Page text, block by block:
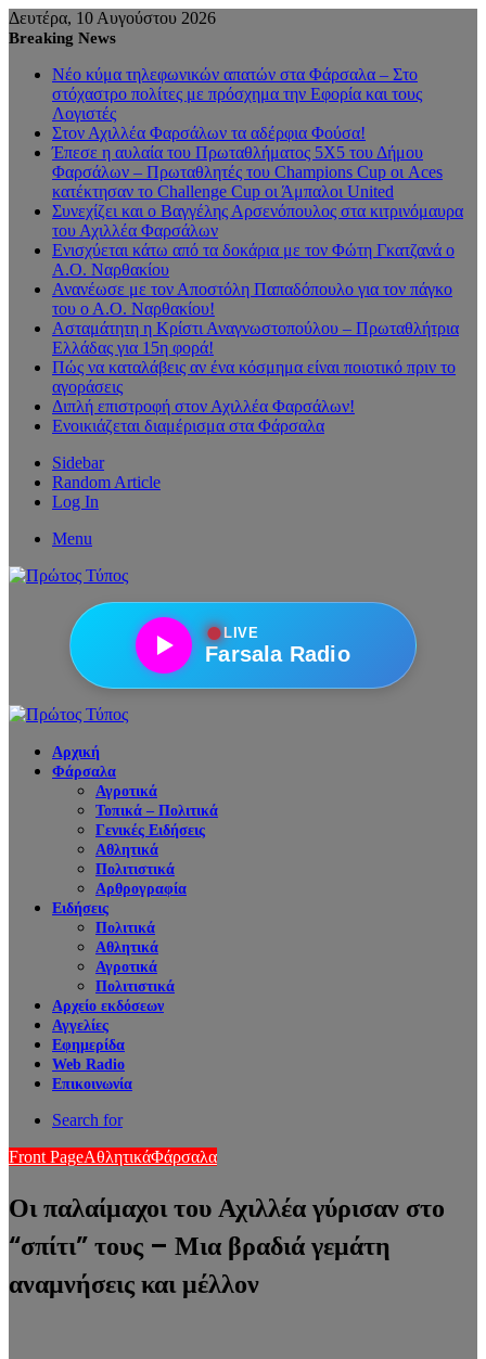
Δευτέρα, 10 Αυγούστου 2026
Breaking News
Νέο κύμα τηλεφωνικών απατών στα Φάρσαλα – Στο
στόχαστρο πολίτες με πρόσχημα την Εφορία και τους
Λογιστές
Στον Αχιλλέα Φαρσάλων τα αδέρφια Φούσα!
Έπεσε η αυλαία του Πρωταθλήματος 5Χ5 του Δήμου
Φαρσάλων – Πρωταθλητές του Champions Cup οι Aces
κατέκτησαν το Challenge Cup οι Άμπαλοι United
Συνεχίζει και ο Βαγγέλης Αρσενόπουλος στα κιτρινόμαυρα
του Αχιλλέα Φαρσάλων
Ενισχύεται κάτω από τα δοκάρια με τον Φώτη Γκατζανά ο
Α.Ο. Ναρθακίου
Ανανέωσε με τον Αποστόλη Παπαδόπουλο για τον πάγκο
του ο Α.Ο. Ναρθακίου!
Ασταμάτητη η Κρίστι Αναγνωστοπούλου – Πρωταθλήτρια
Ελλάδας για 15η φορά!
Πώς να καταλάβεις αν ένα κόσμημα είναι ποιοτικό πριν το
αγοράσεις
Διπλή επιστροφή στον Αχιλλέα Φαρσάλων!
Ενοικιάζεται διαμέρισμα στα Φάρσαλα
Sidebar
Random Article
Log In
Menu
●LIVE
Farsala Radio
Αρχική
Φάρσαλα
Αγροτικά
Τοπικά – Πολιτικά
Γενικές Ειδήσεις
Αθλητικά
Πολιτιστικά
Αρθρογραφία
Ειδήσεις
Πολιτικά
Αθλητικά
Αγροτικά
Πολιτιστικά
Αρχείο εκδόσεων
Αγγελίες
Εφημερίδα
Web Radio
Επικοινωνία
Search for
Front PageΑθλητικάΦάρσαλα
Οι παλαίμαχοι του Αχιλλέα γύρισαν στο
“σπίτι” τους – Μια βραδιά γεμάτη
αναμνήσεις και μέλλον